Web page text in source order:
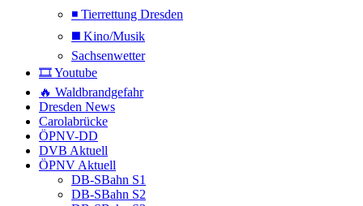
◾ Tierrettung Dresden
◼️ Kino/Musik
Sachsenwetter
🎞️ Youtube
🔥 Waldbrandgefahr
Dresden News
Carolabrücke
ÖPNV-DD
DVB Aktuell
ÖPNV Aktuell
DB-SBahn S1
DB-SBahn S2